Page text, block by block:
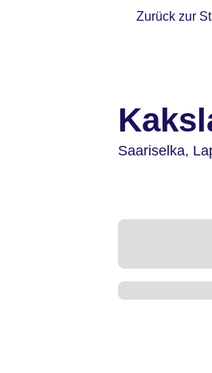
Zurück zur
Saariselka,